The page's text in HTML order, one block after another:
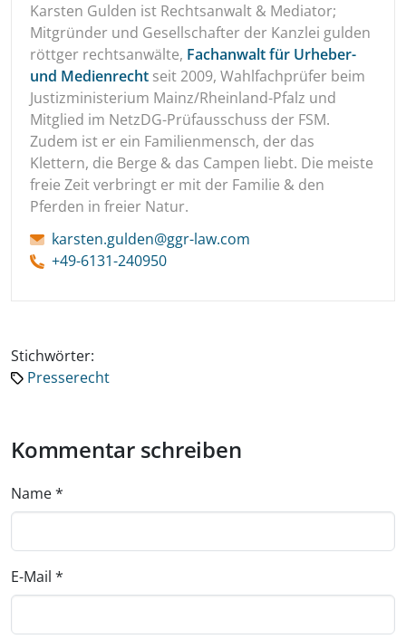
Karsten Gulden ist Rechtsanwalt & Mediator;
Mitgründer und Gesellschafter der Kanzlei gulden
röttger rechtsanwälte, Fachanwalt für Urheber-
und Medienrecht seit 2009, Wahlfachprüfer beim
Justizministerium Mainz/Rheinland-Pfalz und
Mitglied im NetzDG-Prüfausschuss der FSM.
Zudem ist er ein Familienmensch, der das
Klettern, die Berge & das Campen liebt. Die meiste
freie Zeit verbringt er mit der Familie & den
Pferden in freier Natur.
karsten.gulden@ggr-law.com
+49-6131-240950
Stichwörter:
Presserecht
Kommentar schreiben
Name*
E-Mail *